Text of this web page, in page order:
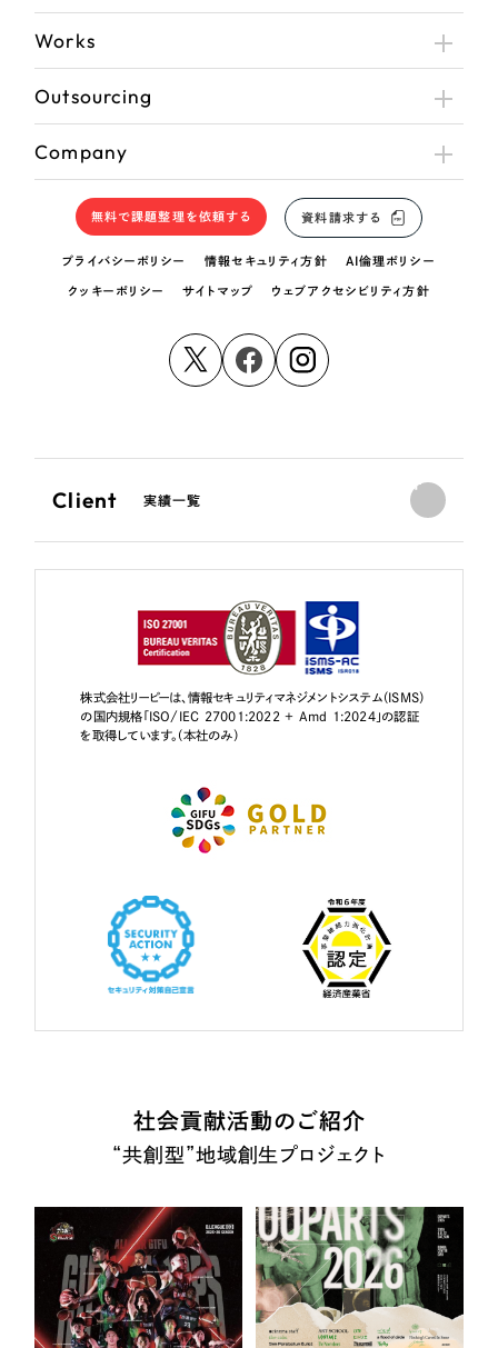
Works
Outsourcing
Company
無料で課題整理を依頼する 資料請求する
プライバシーポリシー 情報セキュリティ方針 AI倫理ポリシー
クッキーポリシー サイトマップ ウェブアクセシビリティ方針
Client 実績一覧
株式会社リーピーは、情報セキュリティマネジメントシステム（ISMS）
の国内規格「ISO/IEC 27001:2022 + Amd 1:2024」の認証
を取得しています。（本社のみ）
社会貢献活動のご紹介
“共創型”地域創生プロジェクト